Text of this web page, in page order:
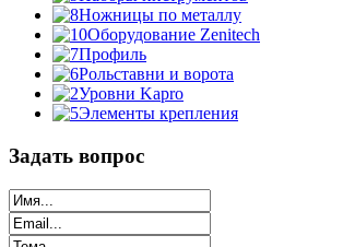
Ножницы по металлу
Оборудование Zenitech
Профиль
Рольставни и ворота
Уровни Kapro
Элементы крепления
Задать вопрос